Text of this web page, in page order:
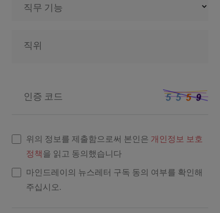
직무 기능
직위
인증 코드
위의 정보를 제출함으로써 본인은 개인정보 보호
정책을 읽고 동의했습니다
마인드레이의 뉴스레터 구독 동의 여부를 확인해
주십시오.